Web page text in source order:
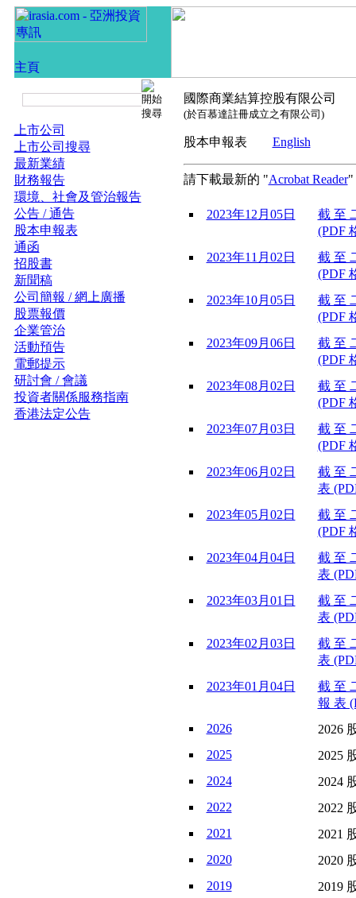
上市公司
上市公司搜尋
最新業績
財務報告
環境、社會及管治報告
公告 / 通告
股本申報表
通函
招股書
新聞稿
公司簡報 / 網上廣播
股票報價
企業管治
活動預告
電郵提示
研討會 / 會議
投資者關係服務指南
香港法定公告
國際商業結算控股有限公司
(於百慕達註冊成立之有限公司)
股本申報表 English
請下載最新的 "Acrobat Reader"
2023年12月05日
截 至
(PDF
2023年11月02日
截 至
(PDF
2023年10月05日
截 至
(PDF
2023年09月06日
截 至
(PDF
2023年08月02日
截 至
(PDF
2023年07月03日
截 至
(PDF
2023年06月02日
截 至
表
2023年05月02日
截 至
(PDF
2023年04月04日
截 至
表
2023年03月01日
截 至
表
2023年02月03日
截 至
表
2023年01月04日
截 至
報 表
2026
2026
2025
2025
2024
2024
2022
2022
2021
2021
2020
2020
2019
2019